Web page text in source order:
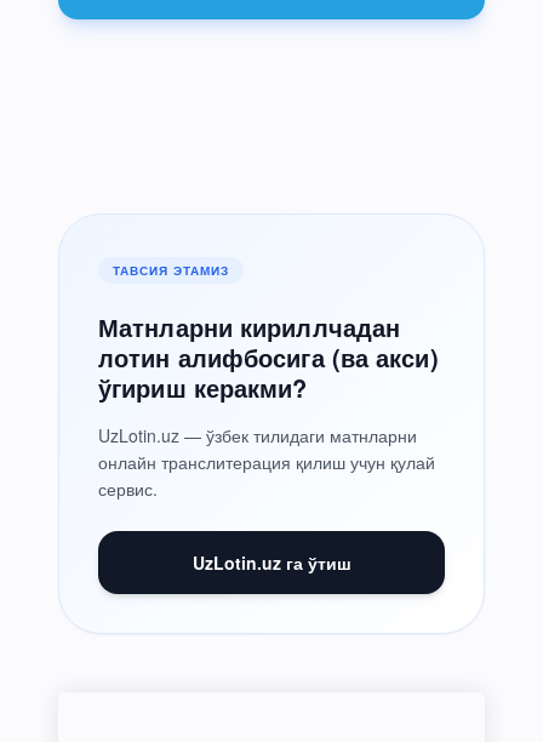
ТАВСИЯ ЭТАМИЗ
Матнларни кириллчадан
лотин алифбосига (ва акси)
ўгириш керакми?
UzLotin.uz — ўзбек тилидаги матнларни
онлайн транслитерация қилиш учун қулай
сервис.
UzLotin.uz га ўтиш